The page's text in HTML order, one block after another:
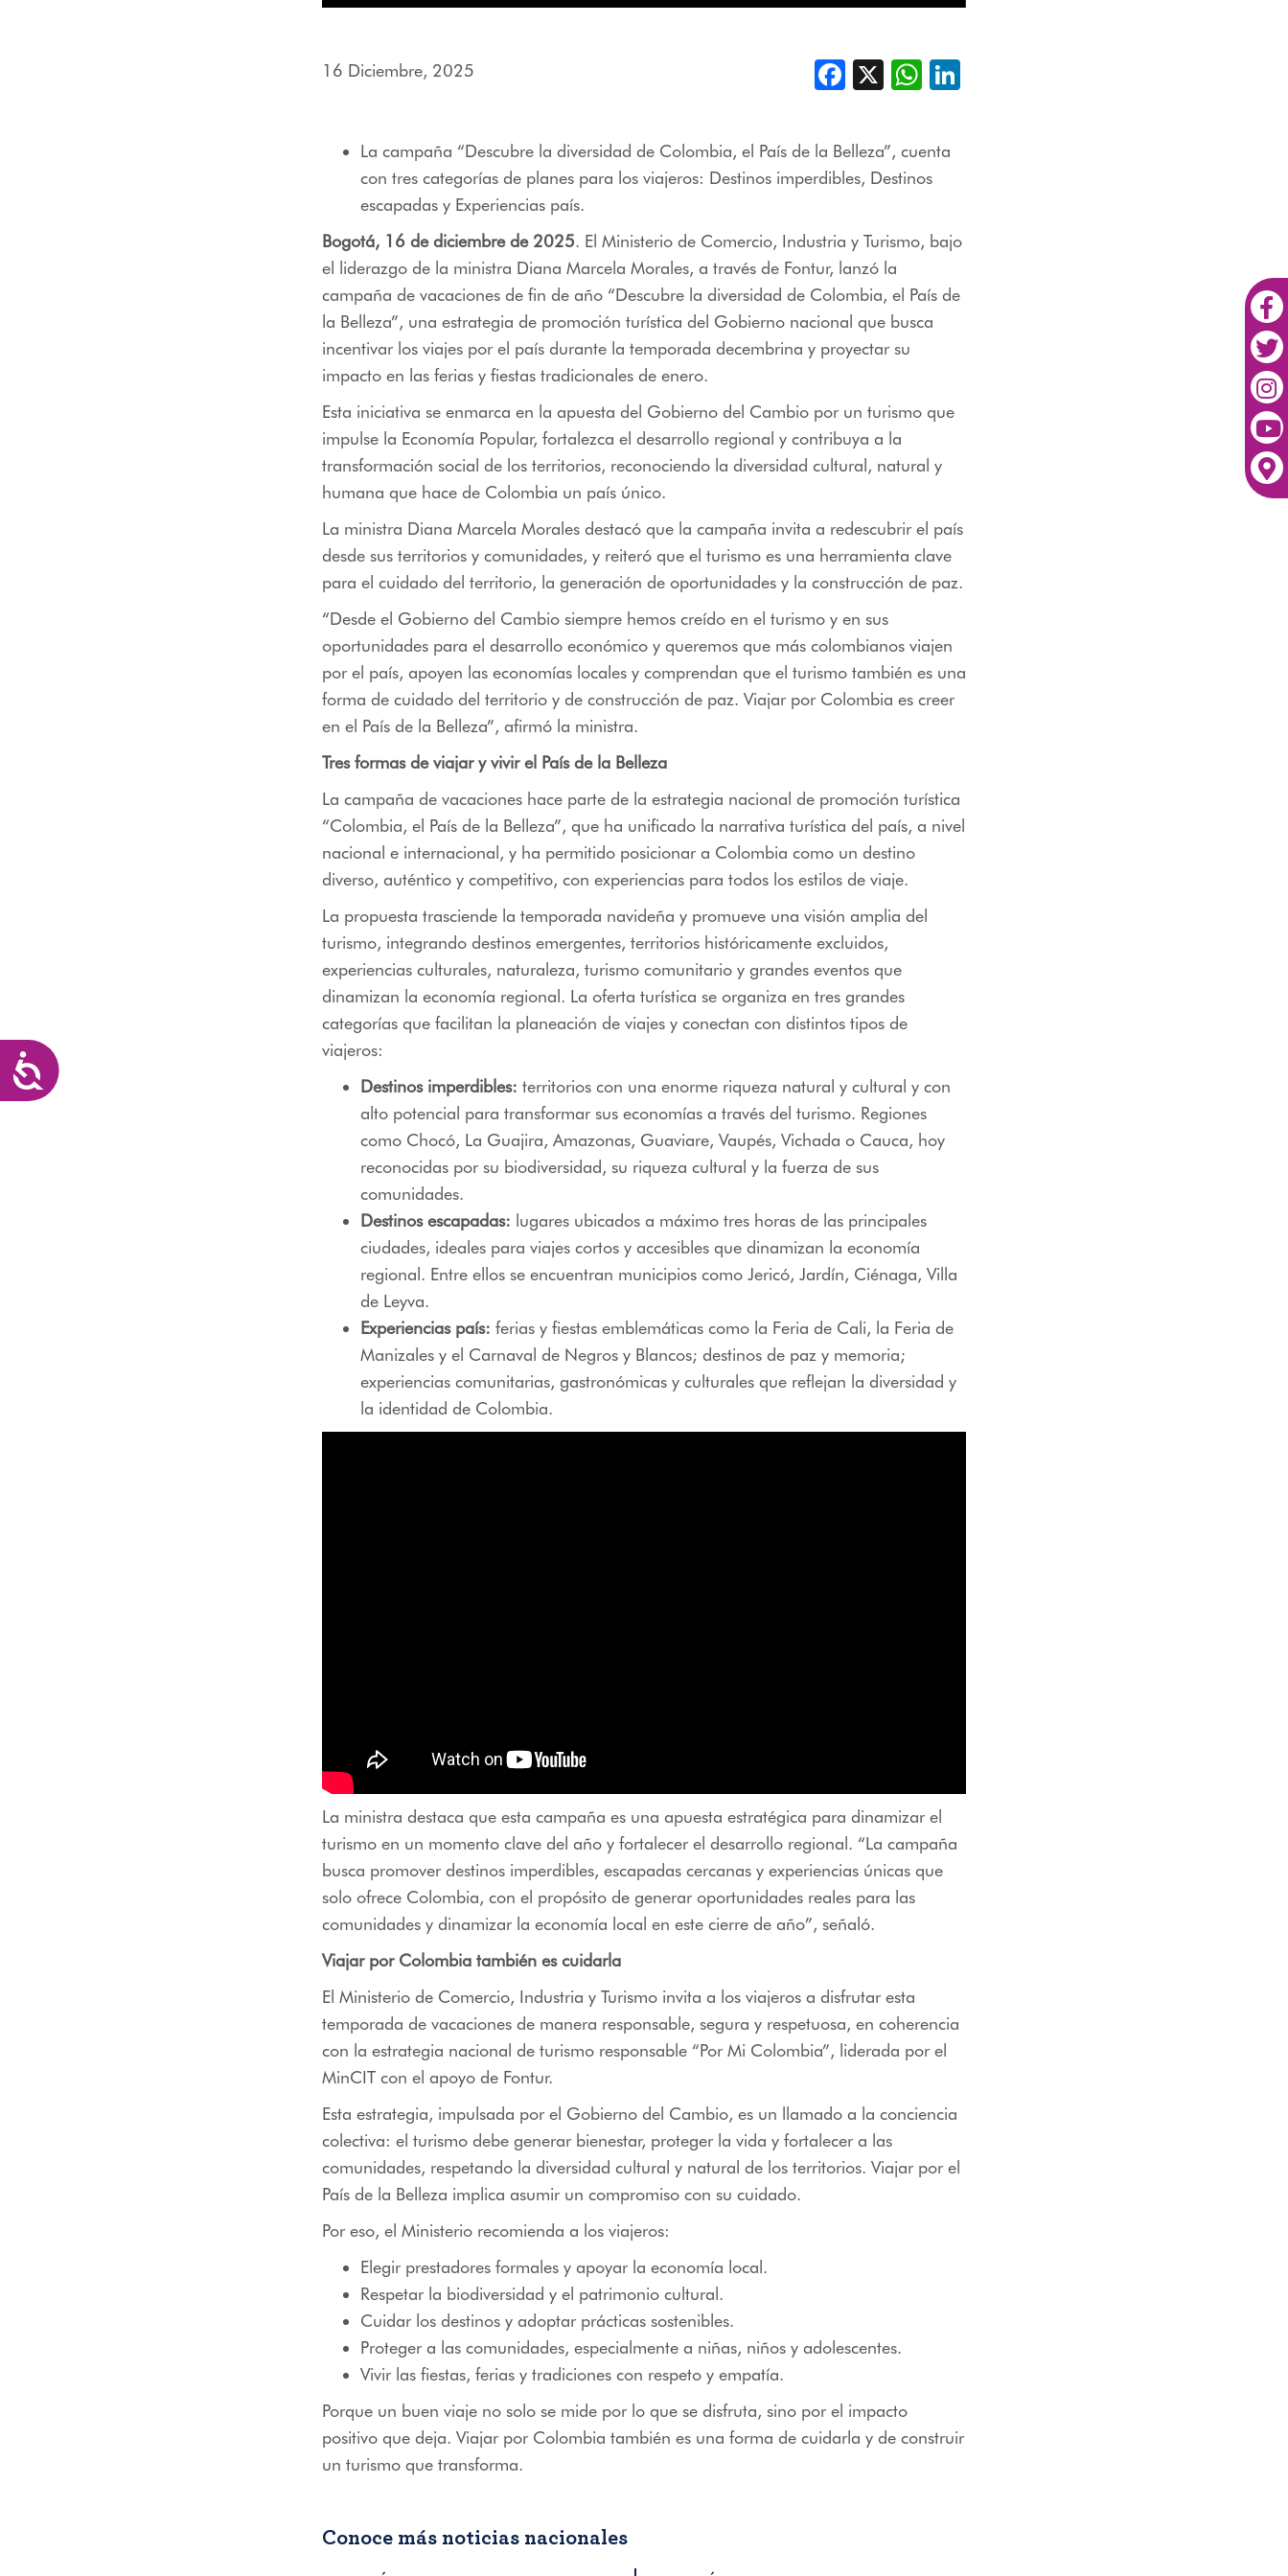
Accesibilidad
16 Diciembre, 2025 Facebook
X WhatsApp
La campaña “Descubre la diversidad de Colombia, el País de la Belleza”, cuenta
con tres categorías de planes para los viajeros: Destinos imperdibles, Destinos
escapadas y Experiencias país.
Bogotá, 16 de diciembre de 2025. El Ministerio de Comercio, Industria y Turismo, bajo
el liderazgo de la ministra Diana Marcela Morales, a través de Fontur, lanzó la
campaña de vacaciones de fin de año “Descubre la diversidad de Colombia, el País de
la Belleza”, una estrategia de promoción turística del Gobierno nacional que busca
incentivar los viajes por el país durante la temporada decembrina y proyectar su
impacto en las ferias y fiestas tradicionales de enero.
Esta iniciativa se enmarca en la apuesta del Gobierno del Cambio por un turismo que
impulse la Economía Popular, fortalezca el desarrollo regional y contribuya a la
transformación social de los territorios, reconociendo la diversidad cultural, natural y
humana que hace de Colombia un país único.
La ministra Diana Marcela Morales destacó que la campaña invita a redescubrir el país
desde sus territorios y comunidades, y reiteró que el turismo es una herramienta clave
para el cuidado del territorio, la generación de oportunidades y la construcción de paz.
“Desde el Gobierno del Cambio siempre hemos creído en el turismo y en sus
oportunidades para el desarrollo económico y queremos que más colombianos viajen
por el país, apoyen las economías locales y comprendan que el turismo también es una
forma de cuidado del territorio y de construcción de paz. Viajar por Colombia es creer
en el País de la Belleza”, afirmó la ministra.
Tres formas de viajar y vivir el País de la Belleza
La campaña de vacaciones hace parte de la estrategia nacional de promoción turística
“Colombia, el País de la Belleza”, que ha unificado la narrativa turística del país, a nivel
nacional e internacional, y ha permitido posicionar a Colombia como un destino
diverso, auténtico y competitivo, con experiencias para todos los estilos de viaje.
La propuesta trasciende la temporada navideña y promueve una visión amplia del
turismo, integrando destinos emergentes, territorios históricamente excluidos,
experiencias culturales, naturaleza, turismo comunitario y grandes eventos que
dinamizan la economía regional. La oferta turística se organiza en tres grandes
categorías que facilitan la planeación de viajes y conectan con distintos tipos de
viajeros:
Destinos imperdibles: territorios con una enorme riqueza natural y cultural y con
alto potencial para transformar sus economías a través del turismo. Regiones
como Chocó, La Guajira, Amazonas, Guaviare, Vaupés, Vichada o Cauca, hoy
reconocidas por su biodiversidad, su riqueza cultural y la fuerza de sus
comunidades.
Destinos escapadas: lugares ubicados a máximo tres horas de las principales
ciudades, ideales para viajes cortos y accesibles que dinamizan la economía
regional. Entre ellos se encuentran municipios como Jericó, Jardín, Ciénaga, Villa
de Leyva.
Experiencias país: ferias y fiestas emblemáticas como la Feria de Cali, la Feria de
Manizales y el Carnaval de Negros y Blancos; destinos de paz y memoria;
experiencias comunitarias, gastronómicas y culturales que reflejan la diversidad y
la identidad de Colombia.
La ministra destaca que esta campaña es una apuesta estratégica para dinamizar el
turismo en un momento clave del año y fortalecer el desarrollo regional. “La campaña
busca promover destinos imperdibles, escapadas cercanas y experiencias únicas que
solo ofrece Colombia, con el propósito de generar oportunidades reales para las
comunidades y dinamizar la economía local en este cierre de año”, señaló.
Viajar por Colombia también es cuidarla
El Ministerio de Comercio, Industria y Turismo invita a los viajeros a disfrutar esta
temporada de vacaciones de manera responsable, segura y respetuosa, en coherencia
con la estrategia nacional de turismo responsable “Por Mi Colombia”, liderada por el
MinCIT con el apoyo de Fontur.
Esta estrategia, impulsada por el Gobierno del Cambio, es un llamado a la conciencia
colectiva: el turismo debe generar bienestar, proteger la vida y fortalecer a las
comunidades, respetando la diversidad cultural y natural de los territorios. Viajar por el
País de la Belleza implica asumir un compromiso con su cuidado.
Por eso, el Ministerio recomienda a los viajeros:
Elegir prestadores formales y apoyar la economía local.
Respetar la biodiversidad y el patrimonio cultural.
Cuidar los destinos y adoptar prácticas sostenibles.
Proteger a las comunidades, especialmente a niñas, niños y adolescentes.
Vivir las fiestas, ferias y tradiciones con respeto y empatía.
Porque un buen viaje no solo se mide por lo que se disfruta, sino por el impacto
positivo que deja. Viajar por Colombia también es una forma de cuidarla y de construir
un turismo que transforma.
Conoce más noticias nacionales